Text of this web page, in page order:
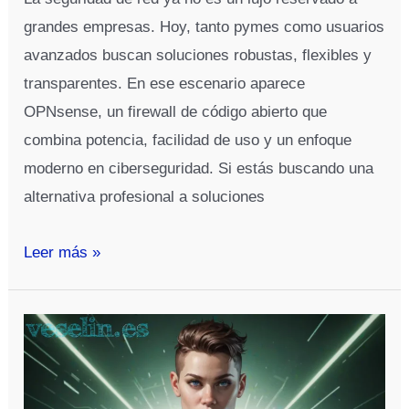
grandes empresas. Hoy, tanto pymes como usuarios
avanzados buscan soluciones robustas, flexibles y
transparentes. En ese escenario aparece
OPNsense, un firewall de código abierto que
combina potencia, facilidad de uso y un enfoque
moderno en ciberseguridad. Si estás buscando una
alternativa profesional a soluciones
OPNsense:
para
qué
sirve
Leer más »